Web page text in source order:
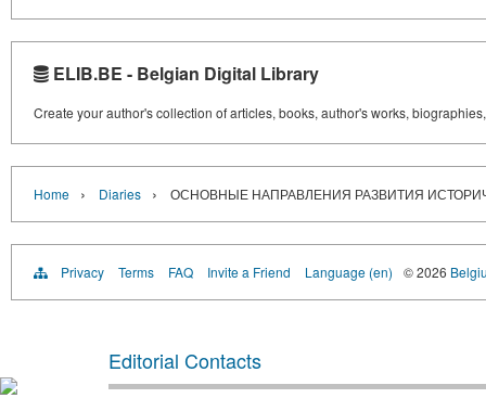
ELIB.BE - Belgian Digital Library
Create your author's collection of articles, books, author's works,
Home › Diaries › ОСНОВНЫЕ НАПРАВЛЕНИЯ РАЗВИТИЯ
Privacy Terms FAQ Invite a Friend Language (en) © 2026
Editorial Contacts